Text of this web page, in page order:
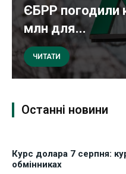
ЄБРР погодили
млн для...
ЧИТАТИ
Останні новини
Курс долара 7 серпня:
обмінниках